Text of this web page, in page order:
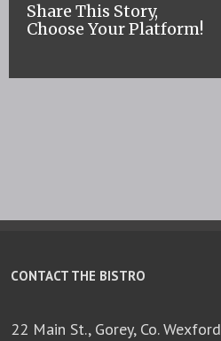
Share This Story,
Choose Your Platform!
CONTACT THE BISTRO
22 Main St., Gorey, Co. Wexford